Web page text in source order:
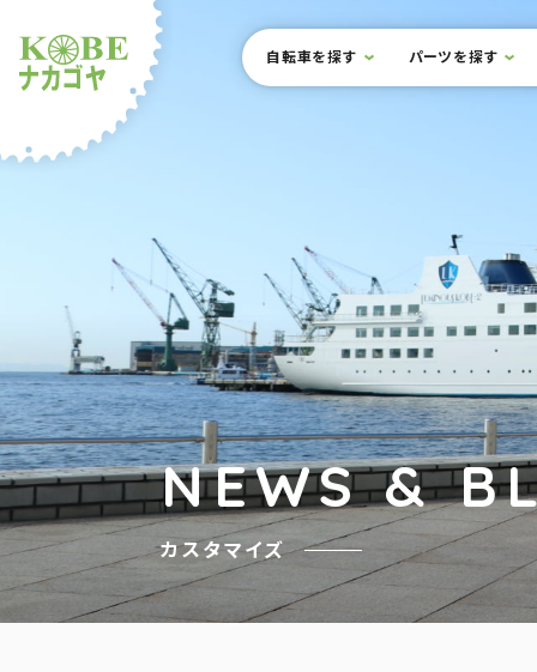
サイト内メニュー
本文までスキップ
自転車を探す パーツを探す
NEWS &
カスタマイズ